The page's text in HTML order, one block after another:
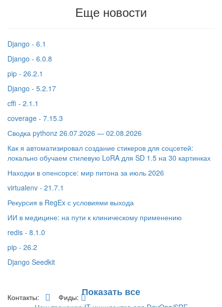
Еще новости
Django - 6.1
Django - 6.0.8
pip - 26.2.1
Django - 5.2.17
cffi - 2.1.1
coverage - 7.15.3
Сводка pythonz 26.07.2026 — 02.08.2026
Как я автоматизировал создание стикеров для соцсетей:
локально обучаем стилевую LoRA для SD 1.5 на 30 картинках
Находки в опенсорсе: мир питона за июль 2026
virtualenv - 21.7.1
Рекурсия в RegEx с условиями выхода
ИИ в медицине: на пути к клиническому применению
redis - 8.1.0
pip - 26.2
Django Seedkit
Показать все
Контакты:
Фиды: